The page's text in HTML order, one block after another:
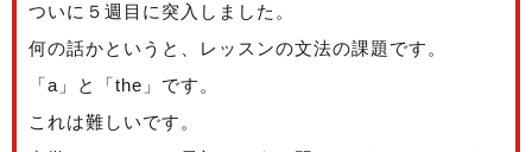
ついに５週目に突入しました。
何の話かというと、レッスンの文法の課題です。
「a」と「the」です。
これは難しいです。